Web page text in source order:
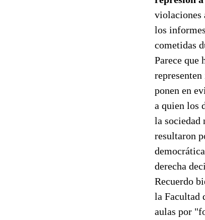
violaciones
los
cometidas
Parece que
ponen en
a quien los
la sociedad
resultaron
derecha
Recuerdo
la Facultad
aulas por